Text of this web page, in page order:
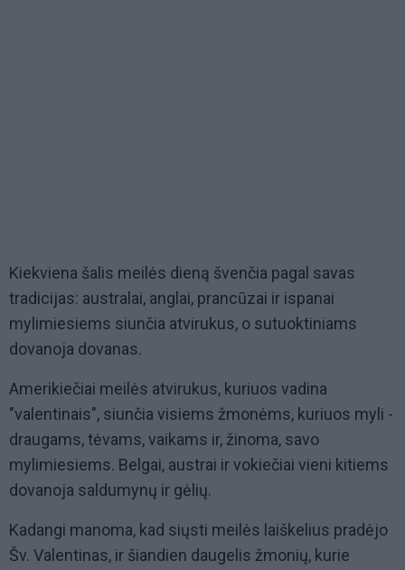
Kiekviena šalis meilės dieną švenčia pagal savas
tradicijas: australai, anglai, prancūzai ir ispanai
mylimiesiems siunčia atvirukus, o sutuoktiniams
dovanoja dovanas.
Amerikiečiai meilės atvirukus, kuriuos vadina
"valentinais", siunčia visiems žmonėms, kuriuos myli -
draugams, tėvams, vaikams ir, žinoma, savo
mylimiesiems. Belgai, austrai ir vokiečiai vieni kitiems
dovanoja saldumynų ir gėlių.
Kadangi manoma, kad siųsti meilės laiškelius pradėjo
Šv. Valentinas, ir šiandien daugelis žmonių, kurie